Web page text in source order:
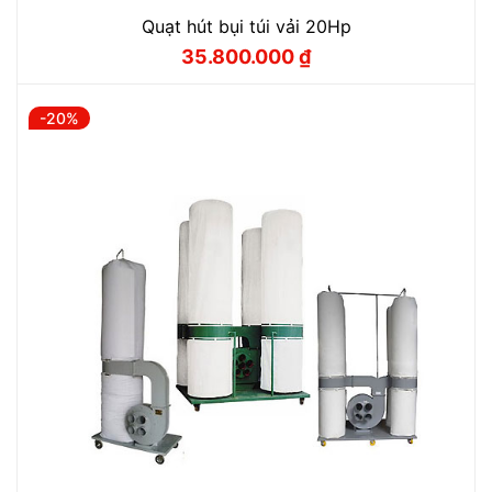
Quạt hút bụi túi vải 20Hp
Giá
35.800.000₫
Giá
-20%